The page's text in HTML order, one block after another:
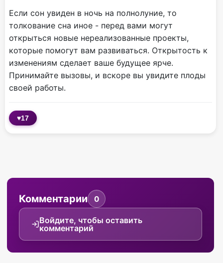
Если сон увиден в ночь на полнолуние, то
толкование сна иное - перед вами могут
открыться новые нереализованные проекты,
которые помогут вам развиваться. Открытость к
изменениям сделает ваше будущее ярче.
Принимайте вызовы, и вскоре вы увидите плоды
своей работы.
♥17
Комментарии 0
Войдите, чтобы оставить
комментарий